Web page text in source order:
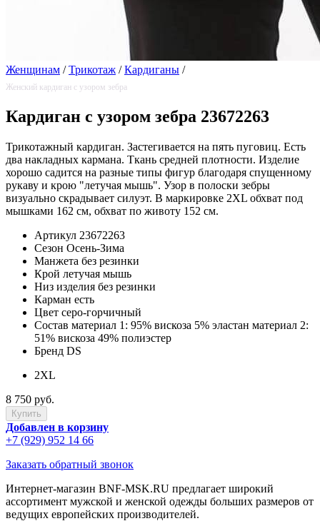
Женщинам / Трикотаж / Кардиганы /
Женский кардиган с узором зебра
Кардиган с узором зебра 23672263
Трикотажный кардиган. Застегивается на пять пуговиц. Есть
два накладных кармана. Ткань средней плотности. Изделие
хорошо садится на разные типы фигур благодаря спущенному
рукаву и крою "летучая мышь". Узор в полоски зебры
визуально скрадывает силуэт. В маркировке 2XL обхват под
мышками 162 см, обхват по животу 152 см.
Артикул 23672263
Сезон Осень-Зима
Манжета без резинки
Крой летучая мышь
Низ изделия без резинки
Карман есть
Цвет серо-горчичный
Состав материал 1: 95% вискоза 5% эластан материал 2:
51% вискоза 49% полиэстер
Бренд DS
2XL
8 750 руб.
Добавлен в корзину
+7 (929) 952 14 66
Заказать обратный звонок
Интернет-магазин BNF-MSK.RU предлагает широкий
ассортимент мужской и женской одежды больших размеров от
ведущих европейских производителей.